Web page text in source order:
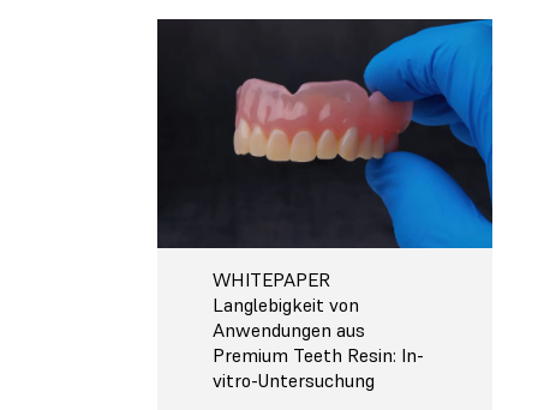
WHITEPAPER
Langlebigkeit von
Anwendungen aus
Premium Teeth Resin: In-
vitro-Untersuchung